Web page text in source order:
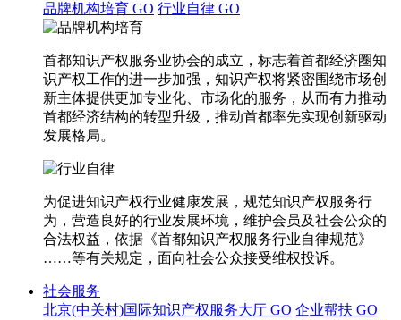
品牌机构培育 GO 行业自律 GO
首都知识产权服务业协会的成立，标志着首都经济圈知
识产权工作的进一步加强，知识产权将紧密围绕市场创
新主体提供更加专业化、市场化的服务，从而有力推动
首都经济结构的转型升级，推动首都率先实现创新驱动
发展格局。
为促进知识产权行业健康发展，规范知识产权服务行
为，营造良好的行业发展环境，维护会员及社会公众的
合法权益，依据《首都知识产权服务行业自律规范》
……等有关规定，面向社会公众接受维权投诉。
社会服务
北京(中关村)国际知识产权服务大厅 GO 企业帮扶 GO